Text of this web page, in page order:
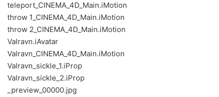
teleport_CINEMA_4D_Main.iMotion
throw 1_CINEMA_4D_Main.iMotion
throw 2_CINEMA_4D_Main.iMotion
Valravn.iAvatar
Valravn_CINEMA_4D_Main.iMotion
Valravn_sickle_1.iProp
Valravn_sickle_2.iProp
_preview_00000.jpg